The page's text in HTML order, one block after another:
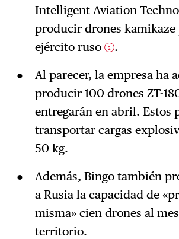
Intelligent Aviation
producir drones kamikaze
ejército ruso
2 .
Al parecer, la empresa ha
producir 100 drones ZT-
entregarán en abril. Estos
transportar cargas
50 kg.
Además, Bingo también
a Rusia la capacidad de
misma» cien drones al
territorio.